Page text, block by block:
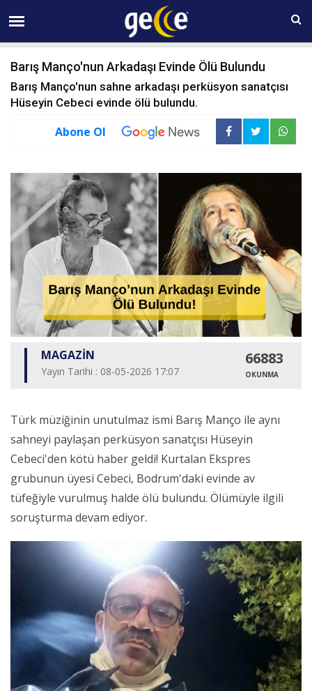
07 AĞUSTOS Cuma 18:22
Barış Manço'nun Arkadaşı Evinde Ölü Bulundu
Barış Manço'nun sahne arkadaşı perküsyon sanatçısı
Hüseyin Cebeci evinde ölü bulundu.
Abone Ol
MAGAZİN
Yayın Tarihi : 08-05-2026 17:07
66883
OKUNMA
Türk müziğinin unutulmaz ismi Barış Manço ile aynı
sahneyi paylaşan perküsyon sanatçısı Hüseyin
Cebeci'den kötü haber geldi! Kurtalan Ekspres
grubunun üyesi Cebeci, Bodrum'daki evinde av
tüfeğiyle vurulmuş halde ölü bulundu. Ölümüyle ilgili
soruşturma devam ediyor.